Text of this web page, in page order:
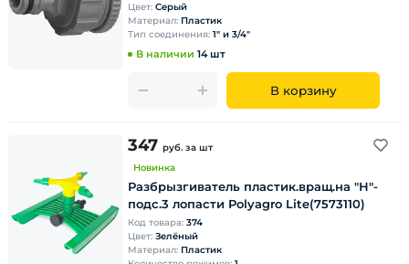
Цвет: Серый
Материал: Пластик
Тип соединения: 1" и 3/4"
В наличии 14 шт
В корзину
347 руб. за шт
Новинка
Разбрызгиватель пластик.вращ.на "Н"-
подс.3 лопасти Polyagro Lite(7573110)
Код товара: 374
Цвет: Зелёный
Материал: Пластик